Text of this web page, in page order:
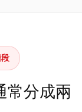
常分成兩